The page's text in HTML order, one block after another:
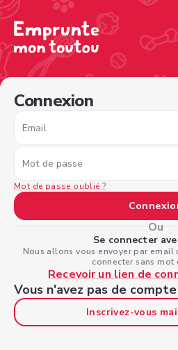
Connexion
Email
Mot de passe
Mot de passe oublié ?
Ou
Se connecter
Nous allons vous envoyer par
connecter sans mot
Recevoir un lien de
Vous n'avez pas de
Inscrivez-vous
/sign-in?nextPage=%2Fview-